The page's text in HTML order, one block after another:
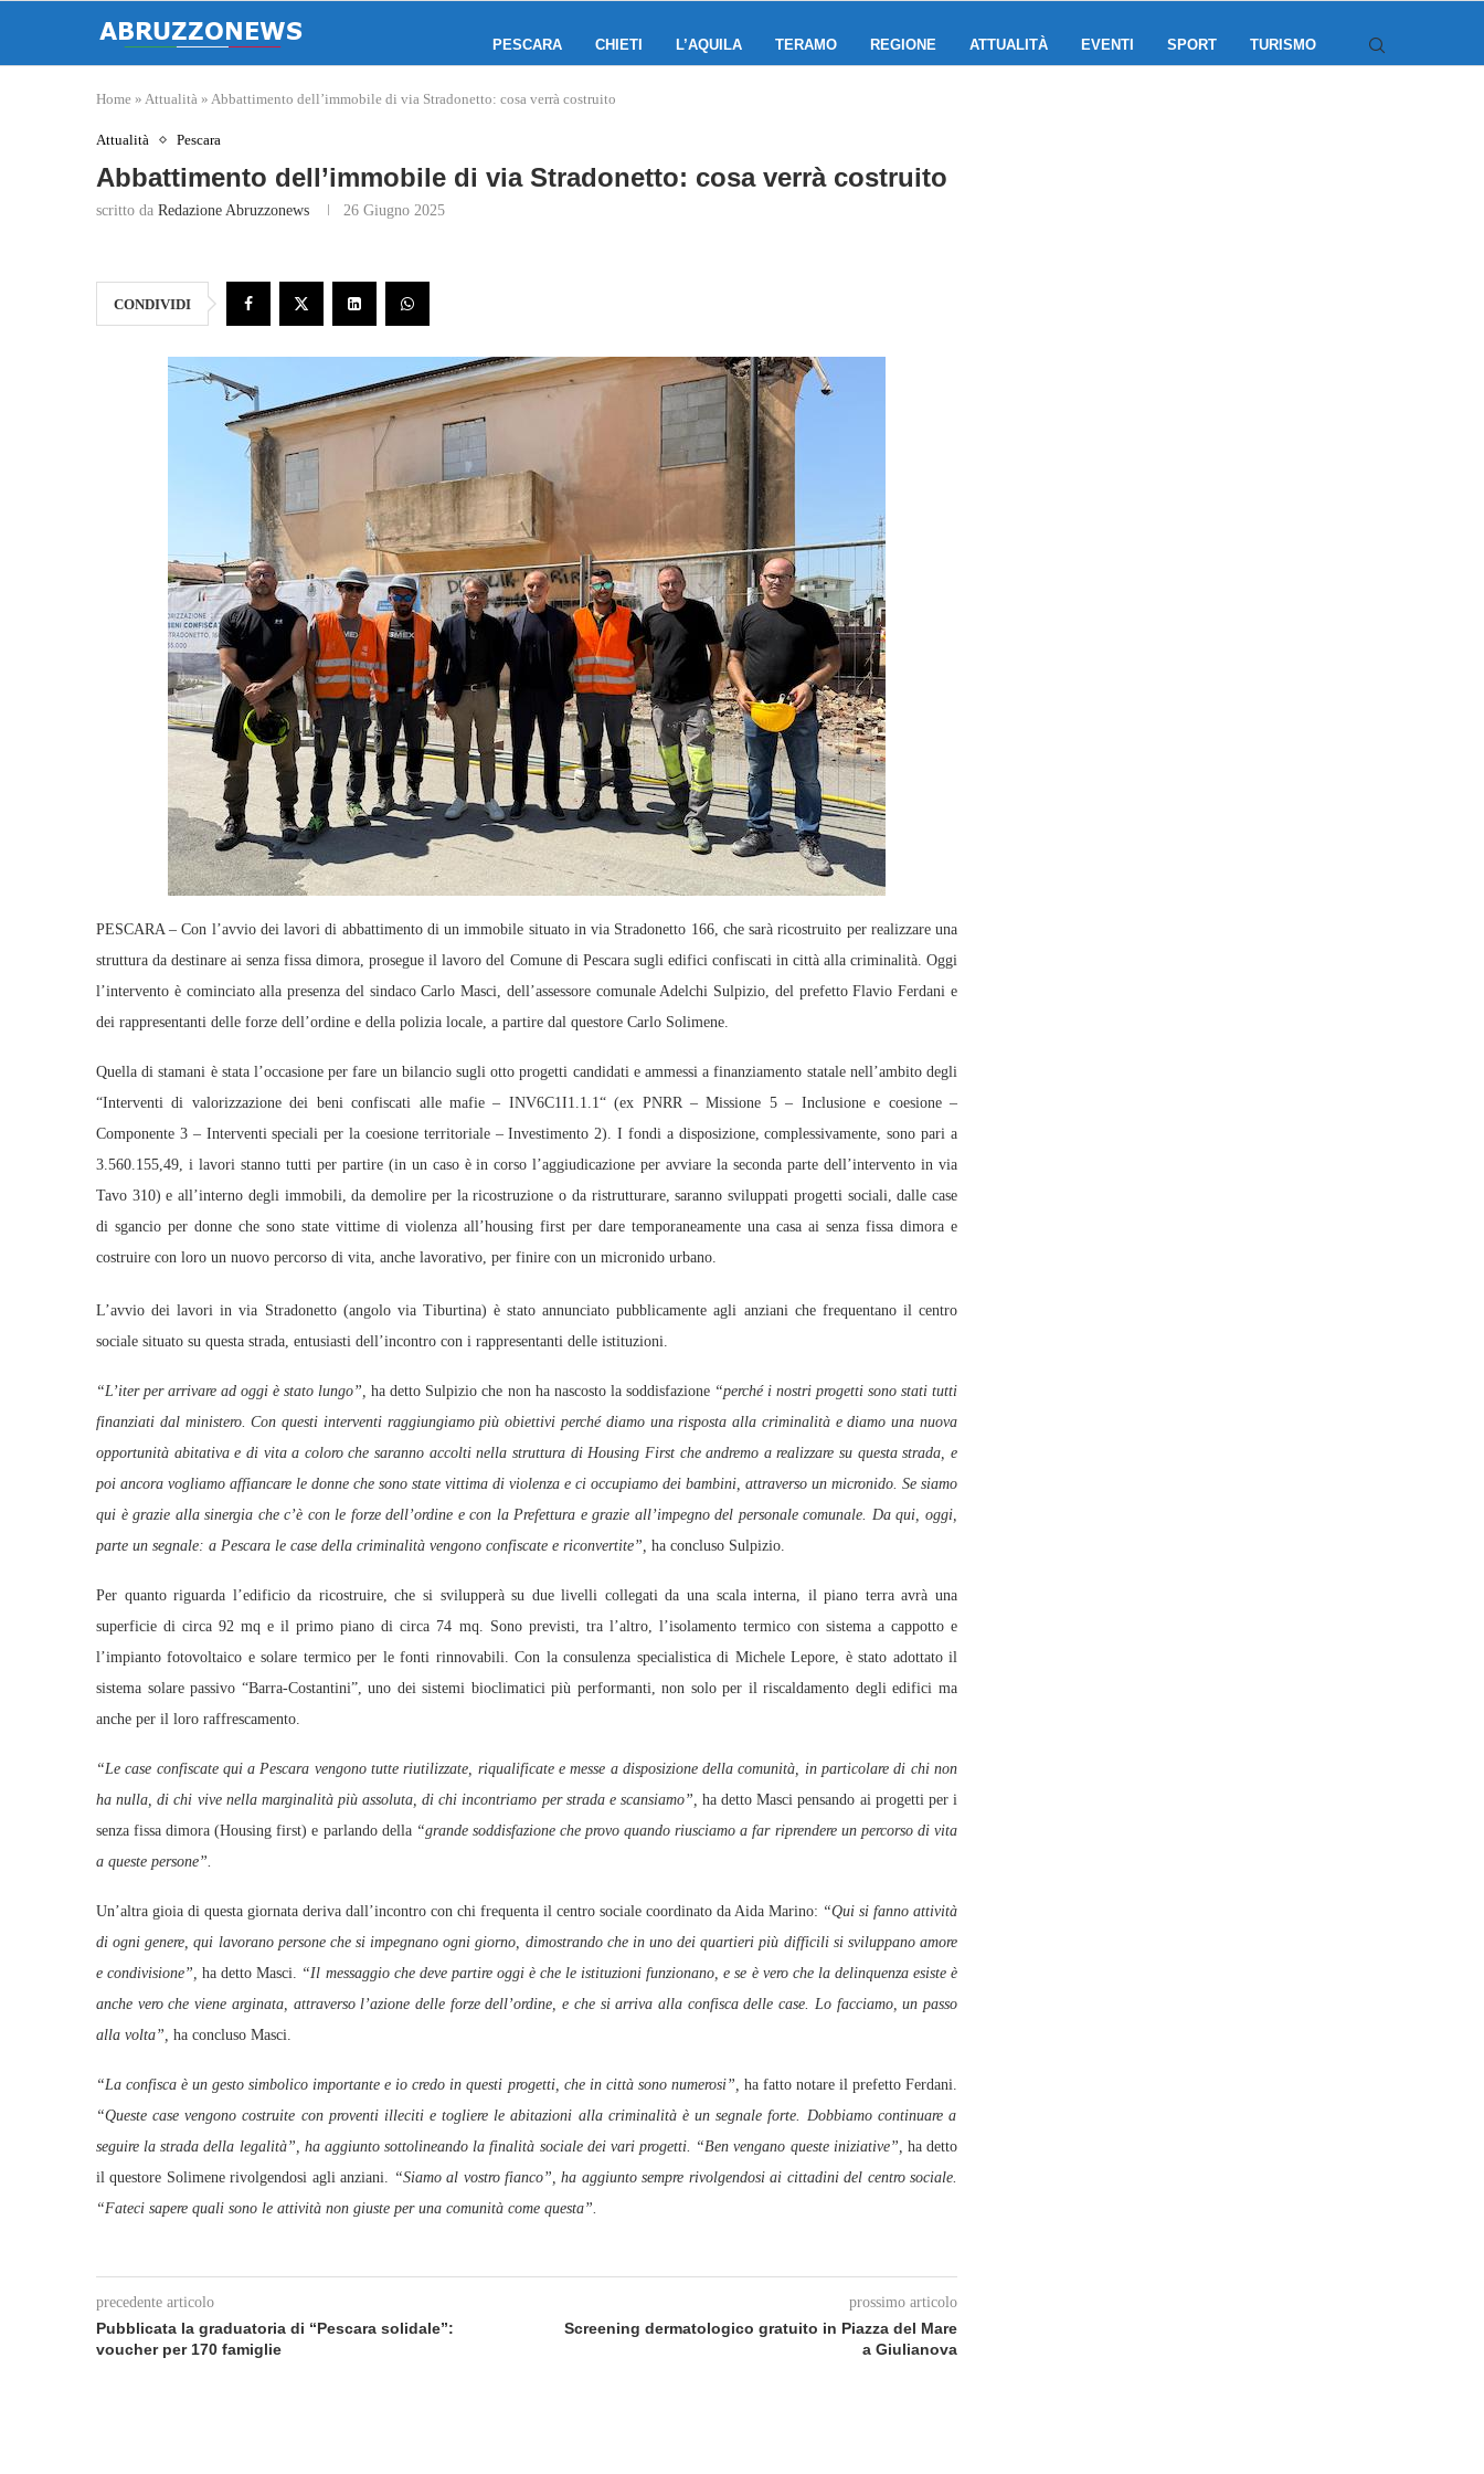
PESCARA CHIETI L’AQUILA TERAMO REGIONE ATTUALITÀ EVENTI SPORT TURISMO
Home » Attualità » Abbattimento dell’immobile di via Stradonetto: cosa verrà costruito
Attualità Pescara
Abbattimento dell’immobile di via Stradonetto: cosa verrà costruito
scritto da Redazione Abruzzonews 26 Giugno 2025
CONDIVIDI
PESCARA – Con l’avvio dei lavori di abbattimento di un immobile situato in via Stradonetto 166, che sarà ricostruito per realizzare una
struttura da destinare ai senza fissa dimora, prosegue il lavoro del Comune di Pescara sugli edifici confiscati in città alla criminalità. Oggi
l’intervento è cominciato alla presenza del sindaco Carlo Masci, dell’assessore comunale Adelchi Sulpizio, del prefetto Flavio Ferdani e
dei rappresentanti delle forze dell’ordine e della polizia locale, a partire dal questore Carlo Solimene.
Quella di stamani è stata l’occasione per fare un bilancio sugli otto progetti candidati e ammessi a finanziamento statale nell’ambito degli
“Interventi di valorizzazione dei beni confiscati alle mafie – INV6C1I1.1.1“ (ex PNRR – Missione 5 – Inclusione e coesione –
Componente 3 – Interventi speciali per la coesione territoriale – Investimento 2). I fondi a disposizione, complessivamente, sono pari a
3.560.155,49, i lavori stanno tutti per partire (in un caso è in corso l’aggiudicazione per avviare la seconda parte dell’intervento in via
Tavo 310) e all’interno degli immobili, da demolire per la ricostruzione o da ristrutturare, saranno sviluppati progetti sociali, dalle case
di sgancio per donne che sono state vittime di violenza all’housing first per dare temporaneamente una casa ai senza fissa dimora e
costruire con loro un nuovo percorso di vita, anche lavorativo, per finire con un micronido urbano.
L’avvio dei lavori in via Stradonetto (angolo via Tiburtina) è stato annunciato pubblicamente agli anziani che frequentano il centro
sociale situato su questa strada, entusiasti dell’incontro con i rappresentanti delle istituzioni.
“L’iter per arrivare ad oggi è stato lungo”, ha detto Sulpizio che non ha nascosto la soddisfazione “perché i nostri progetti sono stati tutti
finanziati dal ministero. Con questi interventi raggiungiamo più obiettivi perché diamo una risposta alla criminalità e diamo una nuova
opportunità abitativa e di vita a coloro che saranno accolti nella struttura di Housing First che andremo a realizzare su questa strada, e
poi ancora vogliamo affiancare le donne che sono state vittima di violenza e ci occupiamo dei bambini, attraverso un micronido. Se siamo
qui è grazie alla sinergia che c’è con le forze dell’ordine e con la Prefettura e grazie all’impegno del personale comunale. Da qui, oggi,
parte un segnale: a Pescara le case della criminalità vengono confiscate e riconvertite”, ha concluso Sulpizio.
Per quanto riguarda l’edificio da ricostruire, che si svilupperà su due livelli collegati da una scala interna, il piano terra avrà una
superficie di circa 92 mq e il primo piano di circa 74 mq. Sono previsti, tra l’altro, l’isolamento termico con sistema a cappotto e
l’impianto fotovoltaico e solare termico per le fonti rinnovabili. Con la consulenza specialistica di Michele Lepore, è stato adottato il
sistema solare passivo “Barra-Costantini”, uno dei sistemi bioclimatici più performanti, non solo per il riscaldamento degli edifici ma
anche per il loro raffrescamento.
“Le case confiscate qui a Pescara vengono tutte riutilizzate, riqualificate e messe a disposizione della comunità, in particolare di chi non
ha nulla, di chi vive nella marginalità più assoluta, di chi incontriamo per strada e scansiamo”, ha detto Masci pensando ai progetti per i
senza fissa dimora (Housing first) e parlando della“grande soddisfazione che provo quando riusciamo a far riprendere un percorso di vita
a queste persone”.
Un’altra gioia di questa giornata deriva dall’incontro con chi frequenta il centro sociale coordinato da Aida Marino: “Qui si fanno attività
di ogni genere, qui lavorano persone che si impegnano ogni giorno, dimostrando che in uno dei quartieri più difficili si sviluppano amore
e condivisione”,ha detto Masci. “Il messaggio che deve partire oggi è che le istituzioni funzionano, e se è vero che la delinquenza esiste è
anche vero che viene arginata, attraverso l’azione delle forze dell’ordine, e che si arriva alla confisca delle case. Lo facciamo, un passo
alla volta”, ha concluso Masci.
“La confisca è un gesto simbolico importante e io credo in questi progetti, che in città sono numerosi”, ha fatto notare il prefetto Ferdani.
“Queste case vengono costruite con proventi illeciti e togliere le abitazioni alla criminalità è un segnale forte. Dobbiamo continuare a
seguire la strada della legalità”, ha aggiunto sottolineando la finalità sociale dei vari progetti. “Ben vengano queste iniziative”, ha detto
il questore Solimene rivolgendosi agli anziani. “Siamo al vostro fianco”, ha aggiunto sempre rivolgendosi ai cittadini del centro sociale.
“Fateci sapere quali sono le attività non giuste per una comunità come questa”.
precedente articolo
Pubblicata la graduatoria di “Pescara solidale”:
voucher per 170 famiglie
prossimo articolo
Screening dermatologico gratuito in Piazza del Mare
a Giulianova